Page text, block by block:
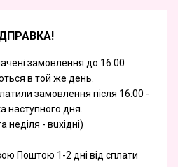
замовлення до 16:00
в той же день.
замовлення після 16:00 -
наступного дня.
недiля - вuхiднi)
Поштою 1-2 дні від сплати